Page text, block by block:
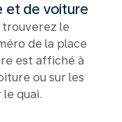
et de voiture
le
de la place
est affiché à
ou sur les
quai.